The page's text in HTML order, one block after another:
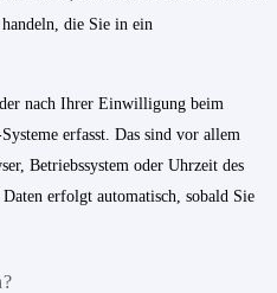
die Sie in ein
nach Ihrer Einwilligung beim
erfasst. Das sind vor allem
Betriebssystem oder Uhrzeit des
erfolgt automatisch, sobald Sie